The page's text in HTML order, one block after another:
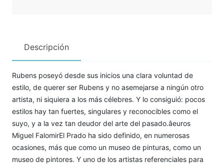
Descripción
Rubens poseyó desde sus inicios una clara voluntad de
estilo, de querer ser Rubens y no asemejarse a ningún otro
artista, ni siquiera a los más célebres. Y lo consiguió: pocos
estilos hay tan fuertes, singulares y reconocibles como el
suyo, y a la vez tan deudor del arte del pasado.âeuros
Miguel FalomirEl Prado ha sido definido, en numerosas
ocasiones, más que como un museo de pinturas, como un
museo de pintores. Y uno de los artistas referenciales para